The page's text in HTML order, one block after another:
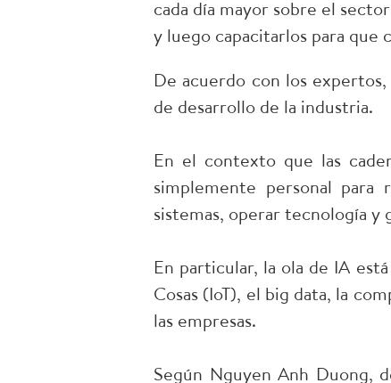
cada día mayor sobre el
y luego capacitarlos para que
De acuerdo con los
de desarrollo de la industria.
En el contexto que las
simplemente personal para
sistemas, operar tecnología y
En particular, la ola de IA
Cosas (IoT), el big data, la
las empresas.
Según Nguyen Anh Duong,